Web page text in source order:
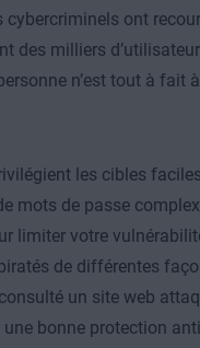
cybercriminels ont
des milliers
n’est tout à fait
les cibles
mots de passe
limiter votre
de différentes
un site web
bonne protection